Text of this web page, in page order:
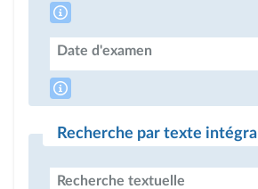
Date d'examen
Recherche par texte intégral
Recherche textuelle